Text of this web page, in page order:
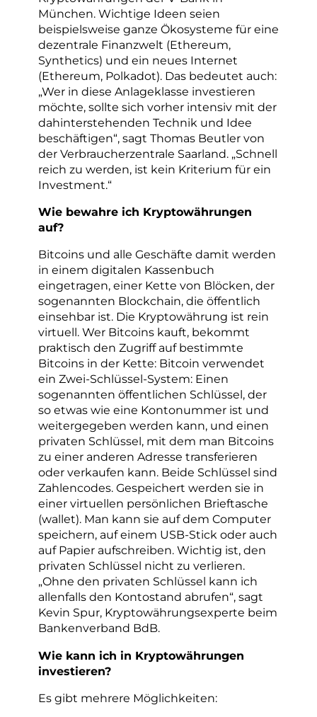
München. Wichtige Ideen seien
beispielsweise ganze Ökosysteme für eine
dezentrale Finanzwelt (Ethereum,
Synthetics) und ein neues Internet
(Ethereum, Polkadot). Das bedeutet auch:
„Wer in diese Anlageklasse investieren
möchte, sollte sich vorher intensiv mit der
dahinterstehenden Technik und Idee
beschäftigen“, sagt Thomas Beutler von
der Verbraucherzentrale Saarland. „Schnell
reich zu werden, ist kein Kriterium für ein
Investment.“
Wie bewahre ich Kryptowährungen
auf?
Bitcoins und alle Geschäfte damit werden
in einem digitalen Kassenbuch
eingetragen, einer Kette von Blöcken, der
sogenannten Blockchain, die öffentlich
einsehbar ist. Die Kryptowährung ist rein
virtuell. Wer Bitcoins kauft, bekommt
praktisch den Zugriff auf bestimmte
Bitcoins in der Kette: Bitcoin verwendet
ein Zwei-Schlüssel-System: Einen
sogenannten öffentlichen Schlüssel, der
so etwas wie eine Kontonummer ist und
weitergegeben werden kann, und einen
privaten Schlüssel, mit dem man Bitcoins
zu einer anderen Adresse transferieren
oder verkaufen kann. Beide Schlüssel sind
Zahlencodes. Gespeichert werden sie in
einer virtuellen persönlichen Brieftasche
(wallet). Man kann sie auf dem Computer
speichern, auf einem USB-Stick oder auch
auf Papier aufschreiben. Wichtig ist, den
privaten Schlüssel nicht zu verlieren.
„Ohne den privaten Schlüssel kann ich
allenfalls den Kontostand abrufen“, sagt
Kevin Spur, Kryptowährungsexperte beim
Bankenverband BdB.
Wie kann ich in Kryptowährungen
investieren?
Es gibt mehrere Möglichkeiten: